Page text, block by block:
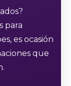
para
es ocasión
que